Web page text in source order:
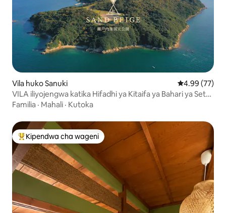
Vila huko Sanuki Ukadiriaji wa
4.99 (77)
VILA iliyojengwa katika Hifadhi ya Kitaifa ya Bahari ya Seto
Inland. Ina sauna ya umbo la mashua. ART.
Familia · Mahali · Kutoka
Kipendwa maarufu cha wageni
Kipendwa cha wageni